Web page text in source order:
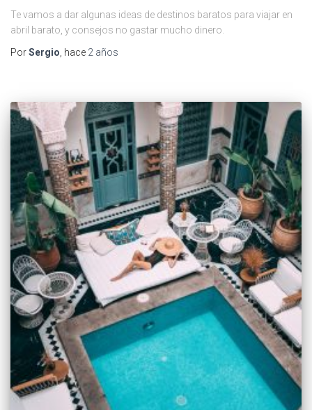
Te vamos a dar algunas ideas de destinos baratos para viajar en
abril barato, y consejos no gastar mucho dinero.
PorSergio , hace 2 años